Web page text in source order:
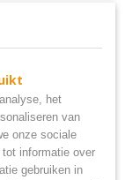
het
van
onze sociale
informatie over
gebruiken in